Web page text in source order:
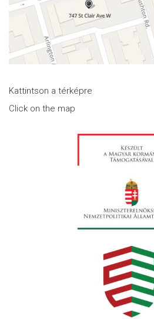
Kattintson a térképre
Click on the map